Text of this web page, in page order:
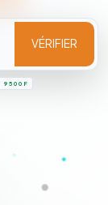
VÉRIFIER
9 500 F